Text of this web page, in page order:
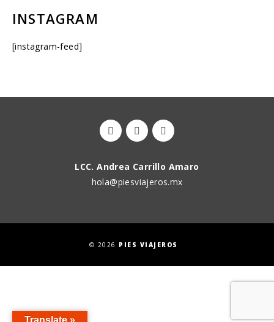
INSTAGRAM
[instagram-feed]
LCC. Andrea Carrillo Amaro
hola@piesviajeros.mx
© 2026 PIES VIAJEROS
Translate »